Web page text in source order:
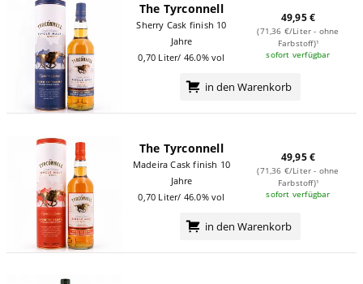
The Tyrconnell
Sherry Cask finish 10
Jahre
0,70 Liter/ 46.0% vol
49,95 €
(71,36 €/Liter - ohne
Farbstoff)¹
sofort verfügbar
in den Warenkorb
The Tyrconnell
Madeira Cask finish 10
Jahre
0,70 Liter/ 46.0% vol
49,95 €
(71,36 €/Liter - ohne
Farbstoff)¹
sofort verfügbar
in den Warenkorb